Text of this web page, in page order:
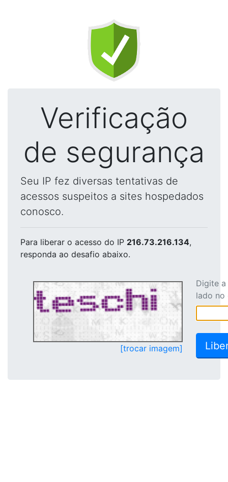
Verificação
de segurança
Seu IP fez diversas tentativas de
acessos suspeitos a sites hospedados
conosco.
Para liberar o acesso do IP 216.73.216.134,
responda ao desafio abaixo.
[trocar imagem]
Digite
lado no